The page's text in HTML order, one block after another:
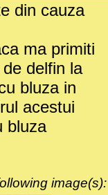
din cauza
ma primiti
delfin la
bluza in
acestui
bluza
image(s):